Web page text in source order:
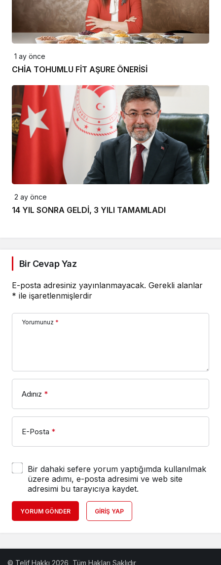
1 ay önce
CHİA TOHUMLU FİT AŞURE ÖNERİSİ
2 ay önce
14 YIL SONRA GELDİ, 3 YILI TAMAMLADI
Bir Cevap Yaz
E-posta adresiniz yayınlanmayacak. Gerekli alanlar
* ile işaretlenmişlerdir
Yorumunuz *
Adınız *
E-Posta *
Bir dahaki sefere yorum yaptığımda kullanılmak
üzere adımı, e-posta adresimi ve web site
adresimi bu tarayıcıya kaydet.
YORUM GÖNDER GIRIŞ YAP
© Telif Hakkı 2026, Tüm Hakları Saklıdır